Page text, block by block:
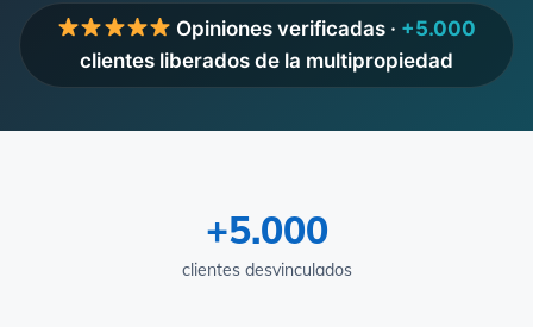
Opiniones verificadas · +5.000
clientes liberados de la multipropiedad
+5.000
clientes desvinculados